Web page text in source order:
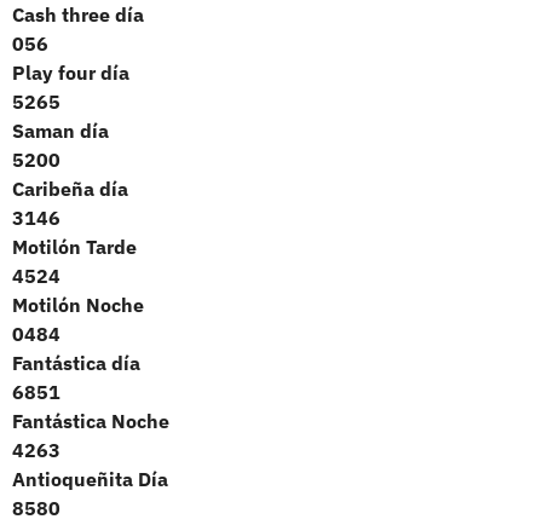
Cash three día
056
Play four día
5265
Saman día
5200
Caribeña día
3146
Motilón Tarde
4524
Motilón Noche
0484
Fantástica día
6851
Fantástica Noche
4263
Antioqueñita Día
8580